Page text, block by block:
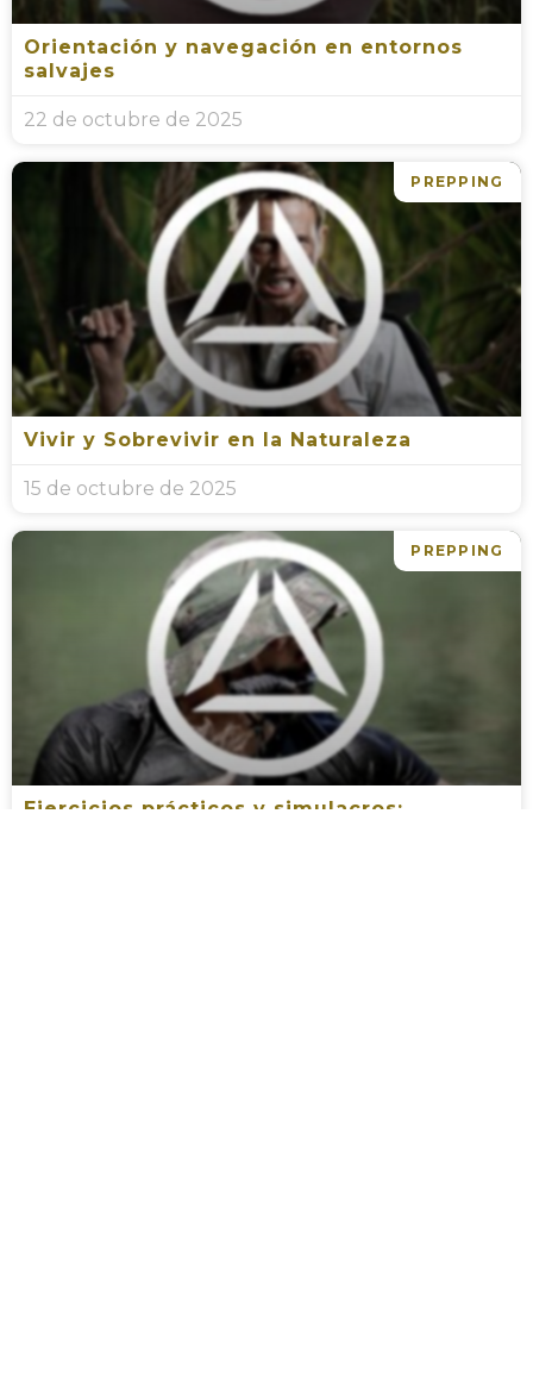
Orientación y navegación en entornos
salvajes
22 de octubre de 2025
PREPPING
Vivir y Sobrevivir en la Naturaleza
15 de octubre de 2025
PREPPING
Ejercicios prácticos y simulacros: